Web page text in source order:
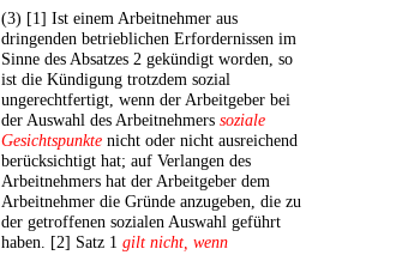
(3) [1] Ist einem Arbeitnehmer aus
dringenden betrieblichen Erfordernissen im
Sinne des Absatzes 2 gekündigt worden, so
ist die Kündigung trotzdem sozial
ungerechtfertigt, wenn der Arbeitgeber bei
der Auswahl des Arbeitnehmers soziale
Gesichtspunkte nicht oder nicht ausreichend
berücksichtigt hat; auf Verlangen des
Arbeitnehmers hat der Arbeitgeber dem
Arbeitnehmer die Gründe anzugeben, die zu
der getroffenen sozialen Auswahl geführt
haben. [2] Satz 1 gilt nicht, wenn